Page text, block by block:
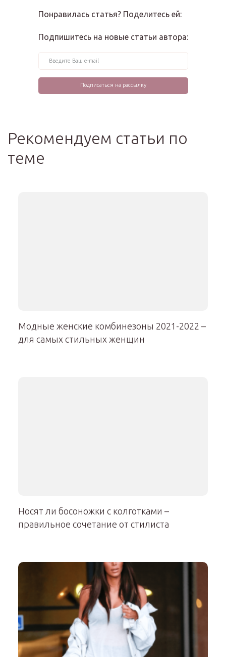
Понравилась статья? Поделитесь ей:
Подпишитесь на новые статьи автора:
Рекомендуем статьи по
теме
Модные женские комбинезоны 2021-2022 –
для самых стильных женщин
Носят ли босоножки с колготками –
правильное сочетание от стилиста